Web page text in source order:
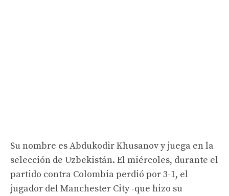
Su nombre es Abdukodir Khusanov y juega en la
selección de Uzbekistán. El miércoles, durante el
partido contra Colombia perdió por 3-1, el
jugador del Manchester City -que hizo su